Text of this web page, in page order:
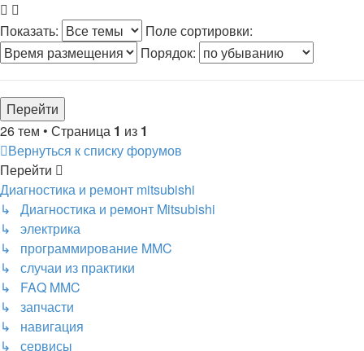
Показать:
Поле сортировки:
Порядок:
26 тем • Страница 1 из 1
Вернуться к списку форумов
Перейти
Диагностика и ремонт mitsubishi
↳ Диагностика и ремонт Mitsubishi
↳ электрика
↳ программирование MMC
↳ случаи из практики
↳ FAQ MMC
↳ запчасти
↳ навигация
↳ сервисы